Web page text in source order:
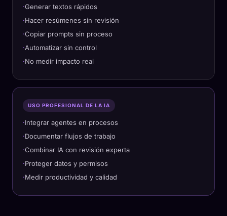
Generar textos rápidos
Hacer resúmenes sin revisión
Copiar prompts sin proceso
Automatizar sin control
No medir impacto real
USO PROFESIONAL DE LA IA
Integrar agentes en procesos
Documentar flujos de trabajo
Combinar IA con revisión experta
Proteger datos y permisos
Medir productividad y calidad